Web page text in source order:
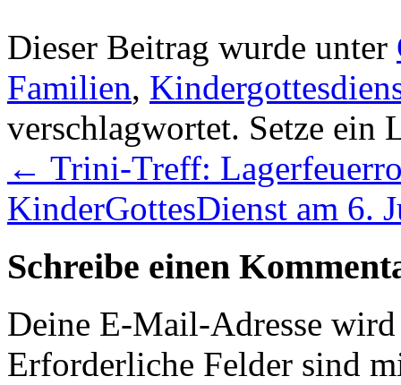
Dieser Beitrag wurde unter
Familien,
verschlagwortet. Setze ein
← Trini-Treff:
KinderGottesDienst am
Schreibe einen
Deine E-Mail-Adresse
Erforderliche Felder sind